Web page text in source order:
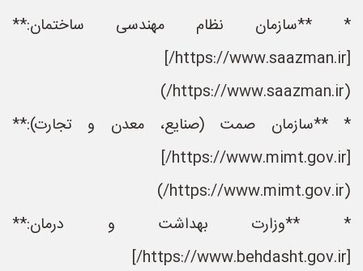
* **سازمان نظام مهندسی ساختمان:**
[https://www.saazman.ir/]
(https://www.saazman.ir/)
* **سازمان صمت (صنایع، معدن و تجارت):**
[https://www.mimt.gov.ir/]
(https://www.mimt.gov.ir/)
* **وزارت بهداشت و درمان:**
[https://www.behdasht.gov.ir/]